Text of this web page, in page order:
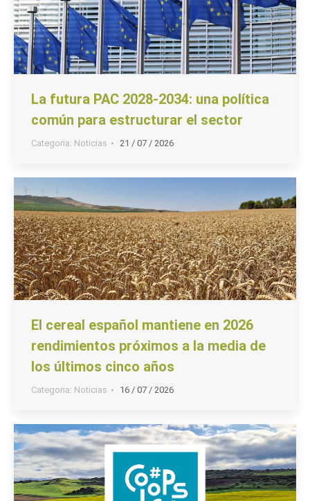
La futura PAC 2028-2034: una política
común para estructurar el sector
Categoria: Noticias 21 / 07 / 2026
El cereal español mantiene en 2026
rendimientos próximos a la media de
los últimos cinco años
Categoria: Noticias 16 / 07 / 2026